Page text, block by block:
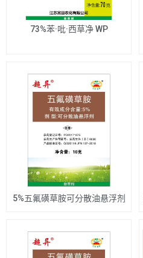
73%苯·吡·西草净 WP
5%五氟磺草胺可分散油悬浮剂